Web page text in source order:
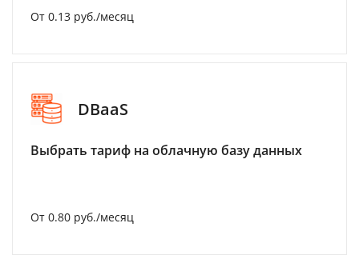
От 0.13 руб./месяц
DBaaS
Выбрать тариф на облачную базу данных
От 0.80 руб./месяц